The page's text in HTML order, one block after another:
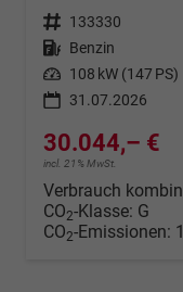
Fahrzeugnr. 133330
Kraftstoff Benzin
Leistung 108 kW (147 PS)
31.07.2026
30.044,– €
incl. 21% MwSt.
Verbrauch
CO2-Klasse: G
CO2-Emissionen: